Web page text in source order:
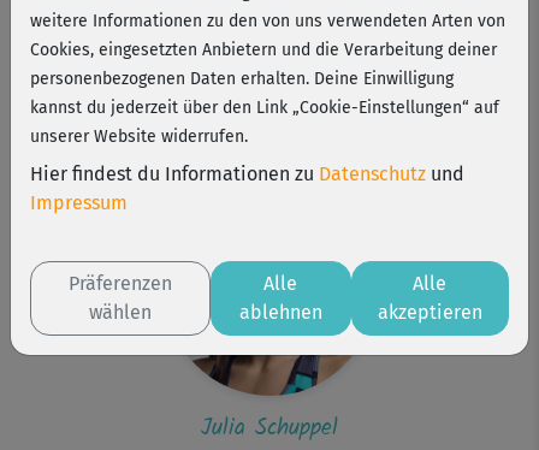
5 Min
50 kcal
Julia Schuppel
Julia Schuppel
weitere Informationen zu den von uns verwendeten Arten von
Cookies, eingesetzten Anbietern und die Verarbeitung deiner
personenbezogenen Daten erhalten. Deine Einwilligung
kannst du jederzeit über den Link „Cookie-Einstellungen“ auf
unserer Website widerrufen.
Hier findest du Informationen zu Datenschutz und
Impressum
Präferenzen
wählen
Alle
ablehnen
Alle
akzeptieren